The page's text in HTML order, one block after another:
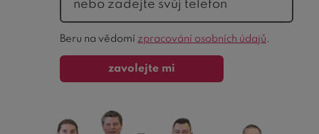
formuláře
Beru na vědomí zpracování osobních údajů
zavolejte mi